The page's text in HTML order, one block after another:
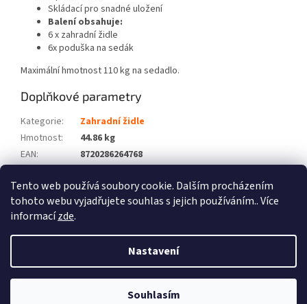
Tento web používá soubory cookie. Dalším procházením
tohoto webu vyjadřujete souhlas s jejich používáním.. Více
informacízde.
Nastavení
Souhlasím
Skládací pro snadné uložení
Balení obsahuje:
6 x zahradní židle
6x poduška na sedák
Maximální hmotnost 110 kg na sedadlo.
Doplňkové parametry
Kategorie:
Zahradní židle
Hmotnost:
44.86 kg
EAN:
8720286264768
Počet balíků: 3
Vytvořil Shoptet
Zboží XL. Všechna práva vyhrazena.